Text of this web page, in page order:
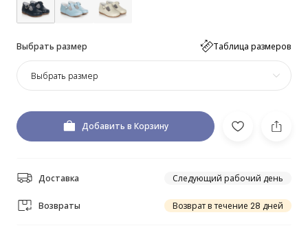
Выбрать размер Таблица размеров
Выбрать размер
Добавить в Корзину
Доставка Следующий рабочий день
Возвраты Возврат в течение 28 дней